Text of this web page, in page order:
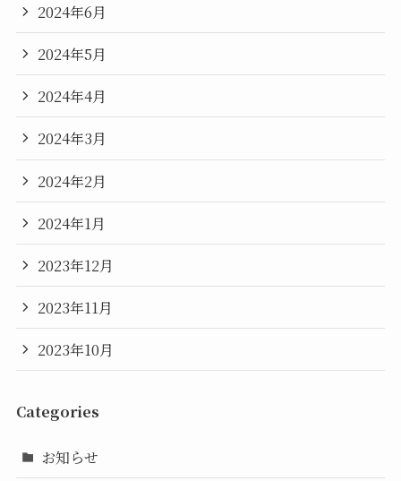
2024年6月
2024年5月
2024年4月
2024年3月
2024年2月
2024年1月
2023年12月
2023年11月
2023年10月
Categories
お知らせ